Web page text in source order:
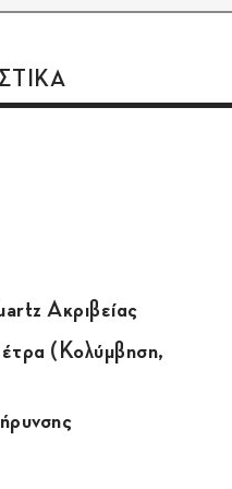
Ακριβείας
(Κολύμβηση,